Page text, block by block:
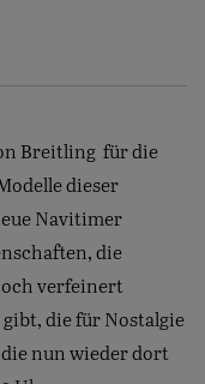
Breitling  für die
dieser
Navitimer
die
verfeinert
die für Nostalgie
die nun wieder dort